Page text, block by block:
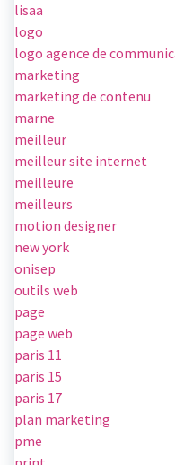
lisaa
logo
logo agence de
marketing
marketing de contenu
marne
meilleur
meilleur site internet
meilleure
meilleurs
motion designer
new york
onisep
outils web
page
page web
paris 11
paris 15
paris 17
plan marketing
pme